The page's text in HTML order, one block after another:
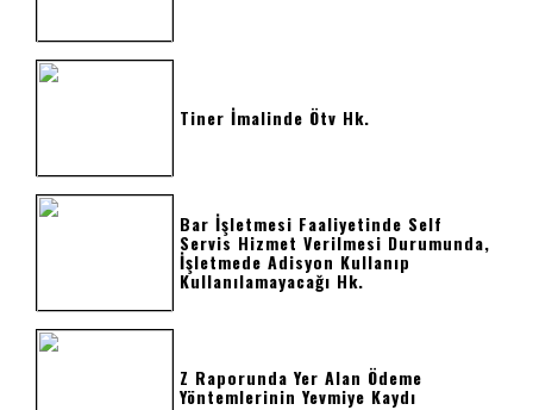
Tiner İmalinde Ötv Hk.
Bar İşletmesi Faaliyetinde Self
Servis Hizmet Verilmesi Durumunda,
İşletmede Adisyon Kullanıp
Kullanılamayacağı Hk.
Z Raporunda Yer Alan Ödeme
Yöntemlerinin Yevmiye Kaydı